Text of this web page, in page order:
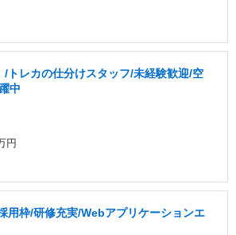
/トレカの仕分けスタッフ/未経験歓迎/空
中
円
用枠/研修充実/Webアプリケーションエ